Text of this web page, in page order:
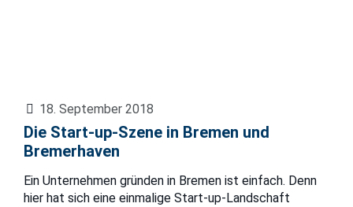
18. September 2018
Die Start-up-Szene in Bremen und
Bremerhaven
Ein Unternehmen gründen in Bremen ist einfach. Denn
hier hat sich eine einmalige Start-up-Landschaft